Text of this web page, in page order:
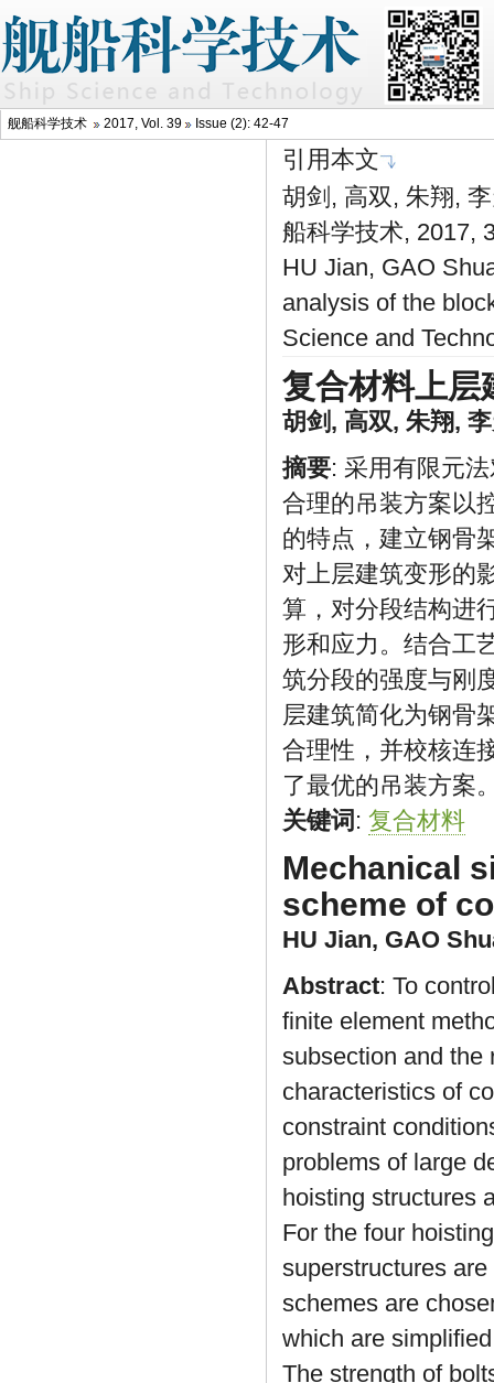
舰船科学技术 2017, Vol. 39 Issue (2): 42-47
引用本文
胡剑, 高双, 朱翔,
船科学技术, 2017,
HU Jian, GAO
analysis of the
Science and
复合材料上层
胡剑 , 高双, 朱翔,
摘要: 采用有限元
合理的吊装方案以
的特点，建立钢骨
对上层建筑变形的
算，对分段结构进
形和应力。结合工
筑分段的强度与刚
层建筑简化为钢骨
合理性，并校核连
了最优的吊装方案
关键词 : 复合材料
Mechanical
scheme of
HU Jian, GAO
Abstract: To
finite element
subsection and the
characteristics of
constraint
problems of large
hoisting structures
For the four
superstructures
schemes are
which are
The strength of